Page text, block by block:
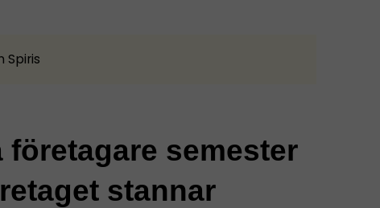
Spiris
företagare semester
stannar